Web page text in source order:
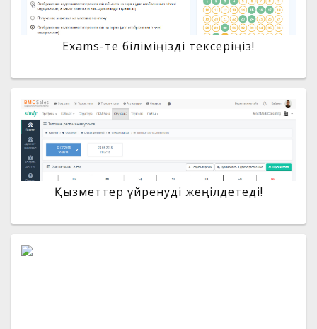
Exams-те біліміңізді тексеріңіз!
Қызметтер үйренуді жеңілдетеді!